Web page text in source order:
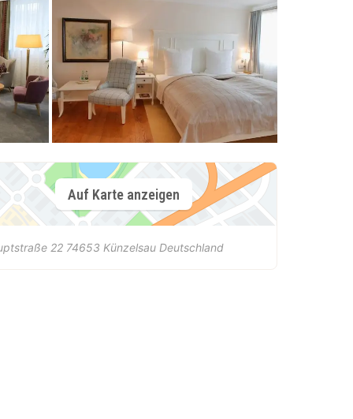
Auf Karte anzeigen
22 74653 Künzelsau Deutschland